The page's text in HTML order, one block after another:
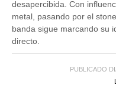
desapercibida. Con
metal, pasando por el
banda sigue marcando su
directo.
PUBLICADO